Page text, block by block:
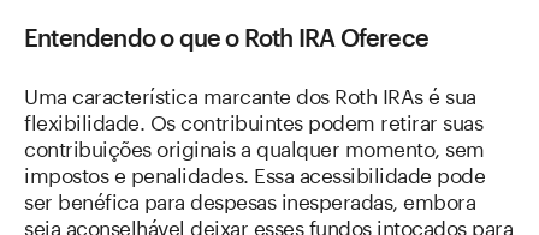
Entendendo o que o Roth IRA Oferece
Uma característica marcante dos Roth IRAs é sua
flexibilidade. Os contribuintes podem retirar suas
contribuições originais a qualquer momento, sem
impostos e penalidades. Essa acessibilidade pode
ser benéfica para despesas inesperadas, embora
seja aconselhável deixar esses fundos intocados para